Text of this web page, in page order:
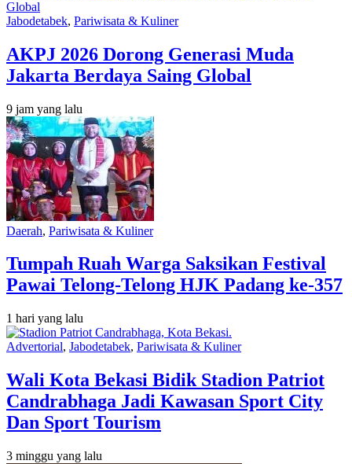
Jabodetabek, Pariwisata & Kuliner
AKPJ 2026 Dorong Generasi Muda
Jakarta Berdaya Saing Global
9 jam yang lalu
Daerah, Pariwisata & Kuliner
Tumpah Ruah Warga Saksikan Festival
Pawai Telong-Telong HJK Padang ke-357
1 hari yang lalu
Advertorial, Jabodetabek, Pariwisata & Kuliner
Wali Kota Bekasi Bidik Stadion Patriot
Candrabhaga Jadi Kawasan Sport City
Dan Sport Tourism
3 minggu yang lalu